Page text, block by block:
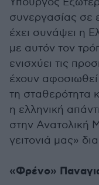
συνεργασίας σε
έχει συνάψει η
με αυτόν τον
ενισχύει τις
έχουν
τη σταθερότητα
η ελληνική
στην Ανατολική
γειτονιά μας»
«Φρένο»